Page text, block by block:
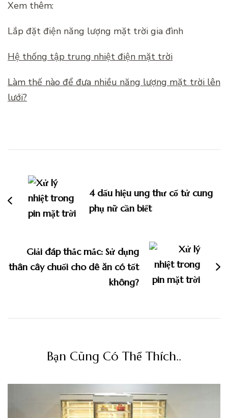
Xem thêm:
Lắp đặt điện năng lượng mặt trời gia đình
Hệ thống tập trung nhiệt điện mặt trời
Làm thế nào để đưa nhiều năng lượng mặt trời lên
lưới?
hướng
viết
4 dấu hiệu ung thư cổ tử cung
phụ nữ cần biết
Giải đáp thắc mắc: Sử dụng
thân cây chuối cho dê ăn có tốt
không?
Bạn Cũng Có Thể Thích..